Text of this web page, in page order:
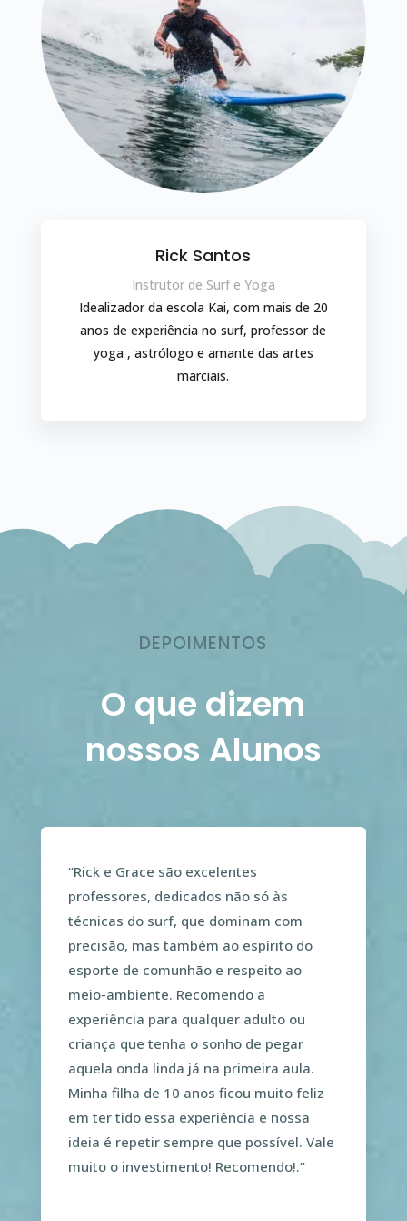
Rick Santos
Instrutor de Surf e Yoga
Idealizador da escola Kai, com mais de 20
anos de experiência no surf, professor de
yoga , astrólogo e amante das artes
marciais.
DEPOIMENTOS
O que dizem
nossos Alunos
“Rick e Grace são excelentes
professores, dedicados não só às
técnicas do surf, que dominam com
precisão, mas também ao espírito do
esporte de comunhão e respeito ao
meio-ambiente. Recomendo a
experiência para qualquer adulto ou
criança que tenha o sonho de pegar
aquela onda linda já na primeira aula.
Minha filha de 10 anos ficou muito feliz
em ter tido essa experiência e nossa
ideia é repetir sempre que possível. Vale
muito o investimento! Recomendo!.”